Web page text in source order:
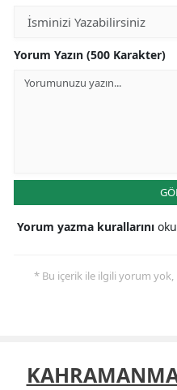
Yorum Yazın (500 Karakter)
Yorum yazma kurallarını
* Bu içerik ile ilgili yorum yok,